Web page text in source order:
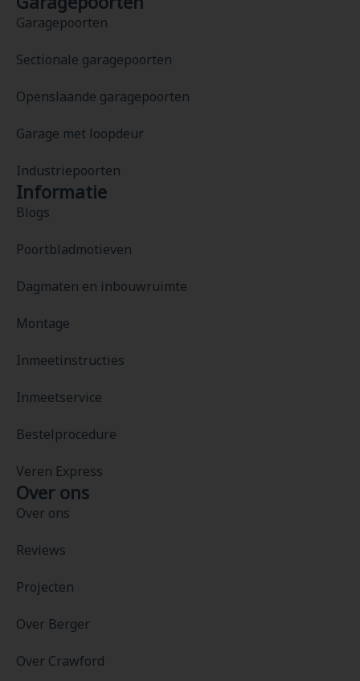
Garagepoorten
Sectionale garagepoorten
Openslaande garagepoorten
Garage met loopdeur
Industriepoorten
Informatie
Blogs
Poortbladmotieven
Dagmaten en inbouwruimte
Montage
Inmeetinstructies
Inmeetservice
Bestelprocedure
Veren Express
Over ons
Over ons
Reviews
Projecten
Over Berger
Over Crawford